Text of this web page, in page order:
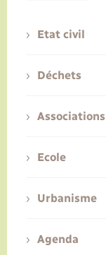
Etat civil
Déchets
Associations
Ecole
Urbanisme
Agenda